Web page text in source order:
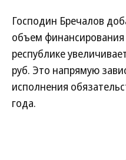
Господин Бречалов
объем
республике
руб. Это напрямую
исполнения
года.